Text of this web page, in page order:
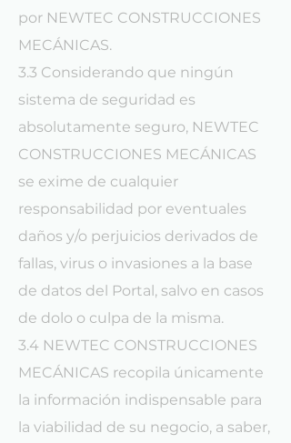
por NEWTEC CONSTRUCCIONES
MECÁNICAS.
3.3 Considerando que ningún
sistema de seguridad es
absolutamente seguro, NEWTEC
CONSTRUCCIONES MECÁNICAS
se exime de cualquier
responsabilidad por eventuales
daños y/o perjuicios derivados de
fallas, virus o invasiones a la base
de datos del Portal, salvo en casos
de dolo o culpa de la misma.
3.4 NEWTEC CONSTRUCCIONES
MECÁNICAS recopila únicamente
la información indispensable para
la viabilidad de su negocio, a saber,